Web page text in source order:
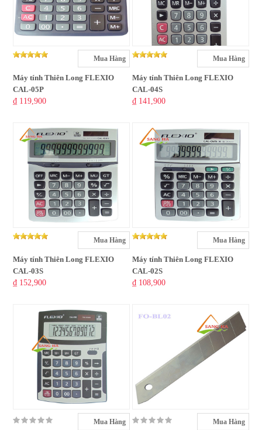
Mua Hàng
Máy tính Thiên Long FLEXIO
CAL-05P
₫ 119,900
Mua Hàng
Máy tính Thiên Long FLEXIO
CAL-04S
₫ 141,900
Mua Hàng
Máy tính Thiên Long FLEXIO
CAL-03S
₫ 152,900
Mua Hàng
Máy tính Thiên Long FLEXIO
CAL-02S
₫ 108,900
Mua Hàng Mua Hàng